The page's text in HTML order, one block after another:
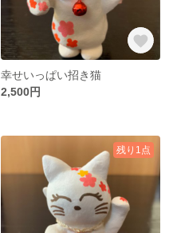
幸せいっぱい招き猫
2,500円
残り1点